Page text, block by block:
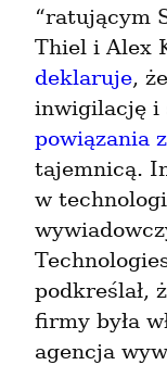
“ratującym
deklaruje,
powiązania
tajemnicą.
w
podkreślał,
firmy była
agencja